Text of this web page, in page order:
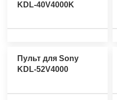
KDL-40V4000K
Пульт для Sony
KDL-52V4000